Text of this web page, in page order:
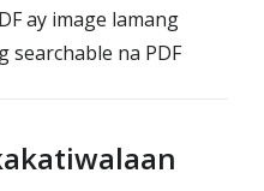
ay image lamang
searchable na PDF